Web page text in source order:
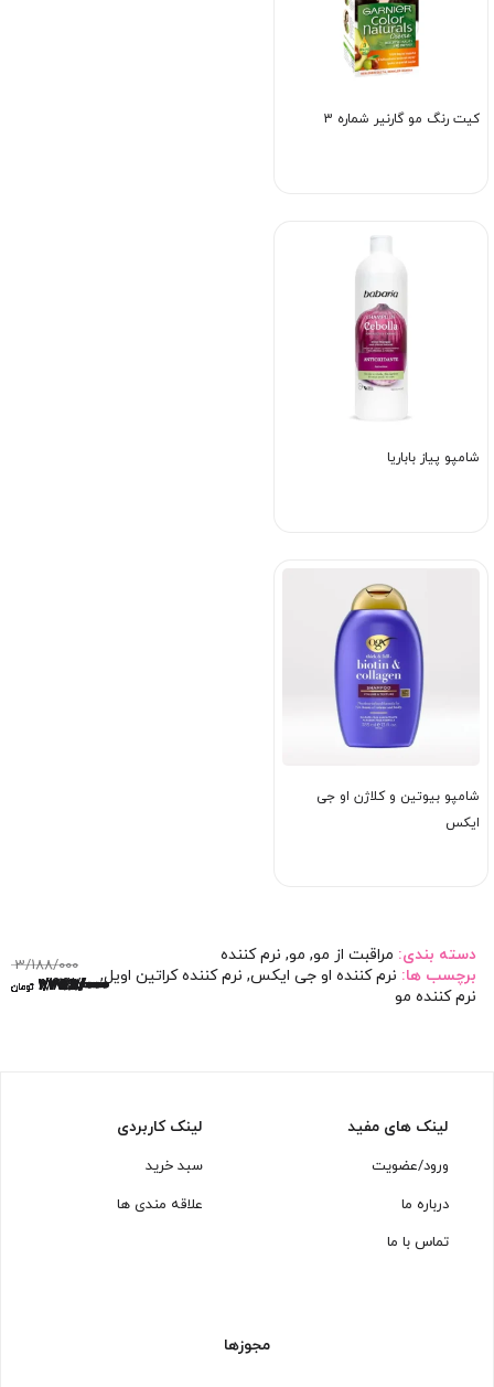
670/000 تومان 1/258/000 تومان 1/258/000 تومان 1/258/000 تومان
3/188/000
قیمت
2/828/000 تومان 1/447/000 تومان 1/773/000 تومان 1/258/000 تومان 1/358/000 تومان
کیت رنگ مو گارنیر شماره 3
838/000 تومان
شامپو پیاز باباریا
1/279/000 تومان
شامپو بیوتین و کلاژن او جی
ایکس
1/258/000 تومان
دسته بندی: مراقبت از مو, مو, نرم کننده
برچسب ها: نرم کننده او جی ایکس, نرم کننده کراتین اویل,
نرم کننده مو
لینک های مفید
ورود/عضویت
درباره ما
تماس با ما
لینک کاربردی
سبد خرید
علاقه مندی ها
مجوزها